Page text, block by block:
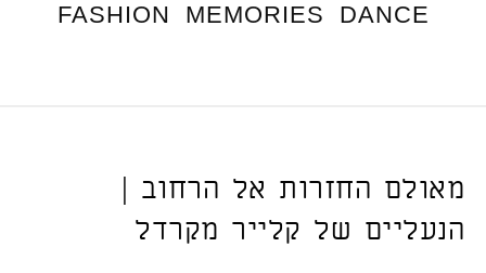
FASHION  MEMORIES  DANCE
מאולם החזרות אל הרחוב |
הנעליים של קלייר מקרדל